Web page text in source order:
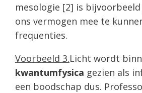
mesologie [2] is
ons vermogen mee te
frequenties.
Voorbeeld 3.Licht wordt
kwantumfysica gezien als
een boodschap dus.